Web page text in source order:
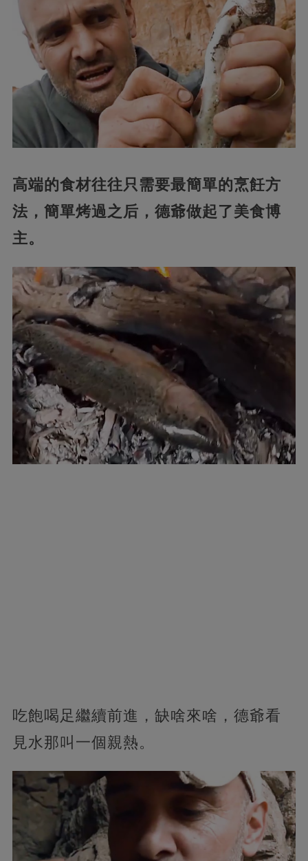
高端的食材往往只需要最簡單的烹飪方
法，簡單烤過之后，德爺做起了美食博
主。
吃飽喝足繼續前進，缺啥來啥，德爺看
見水那叫一個親熱。